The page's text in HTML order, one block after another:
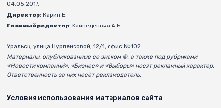
04.05.2017.
Директор: Карин Е.
Главный редактор: Кайнеденова А.Б.
Уральск, улица Нурпеисовой, 12/1, офис №102.
Материалы, опубликованные со знаком ®, а также под рубриками
«Новости компаний», «Бизнес» и «Выборы» носят рекламный характер.
Ответственность за них несёт рекламодатель.
Условия использования материалов сайта